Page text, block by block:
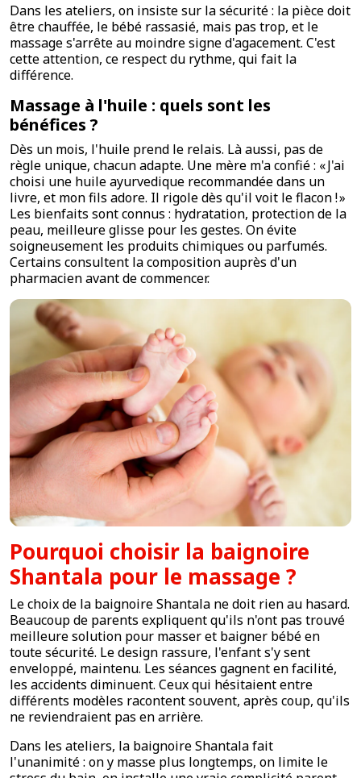
Dans les ateliers, on insiste sur la sécurité : la pièce doit
être chauffée, le bébé rassasié, mais pas trop, et le
massage s'arrête au moindre signe d'agacement. C'est
cette attention, ce respect du rythme, qui fait la
différence.
Massage à l'huile : quels sont les
bénéfices ?
Dès un mois, l'huile prend le relais. Là aussi, pas de
règle unique, chacun adapte. Une mère m'a confié : « J'ai
choisi une huile ayurvedique recommandée dans un
livre, et mon fils adore. Il rigole dès qu'il voit le flacon ! »
Les bienfaits sont connus : hydratation, protection de la
peau, meilleure glisse pour les gestes. On évite
soigneusement les produits chimiques ou parfumés.
Certains consultent la composition auprès d'un
pharmacien avant de commencer.
Pourquoi choisir la baignoire
Shantala pour le massage ?
Le choix de la baignoire Shantala ne doit rien au hasard.
Beaucoup de parents expliquent qu'ils n'ont pas trouvé
meilleure solution pour masser et baigner bébé en
toute sécurité. Le design rassure, l'enfant s'y sent
enveloppé, maintenu. Les séances gagnent en facilité,
les accidents diminuent. Ceux qui hésitaient entre
différents modèles racontent souvent, après coup, qu'ils
ne reviendraient pas en arrière.
Dans les ateliers, la baignoire Shantala fait
l'unanimité : on y masse plus longtemps, on limite le